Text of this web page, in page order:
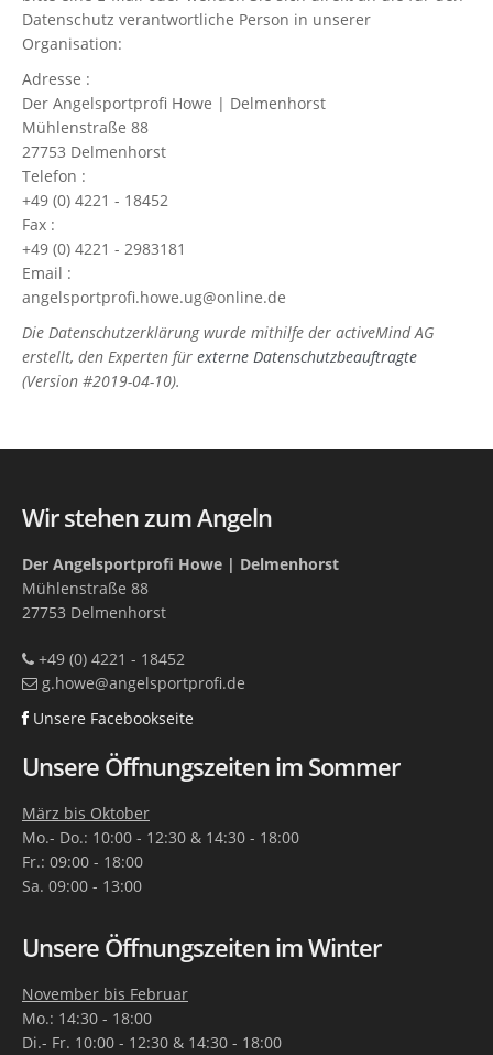
Datenschutz verantwortliche Person in unserer
Organisation:
Adresse :
Der Angelsportprofi Howe | Delmenhorst
Mühlenstraße 88
27753 Delmenhorst
Telefon :
+49 (0) 4221 - 18452
Fax :
+49 (0) 4221 - 2983181
Email :
angelsportprofi.howe.ug@online.de
Die Datenschutzerklärung wurde mithilfe der activeMind AG
erstellt, den Experten für externe Datenschutzbeauftragte
(Version #2019-04-10).
Wir stehen zum Angeln
Der Angelsportprofi Howe | Delmenhorst
Mühlenstraße 88
27753 Delmenhorst
+49 (0) 4221 - 18452
g.howe@angelsportprofi.de
Unsere Facebookseite
Unsere Öffnungszeiten im Sommer
März bis Oktober
Mo.- Do.: 10:00 - 12:30 & 14:30 - 18:00
Fr.: 09:00 - 18:00
Sa. 09:00 - 13:00
Unsere Öffnungszeiten im Winter
November bis Februar
Mo.: 14:30 - 18:00
Di.- Fr. 10:00 - 12:30 & 14:30 - 18:00